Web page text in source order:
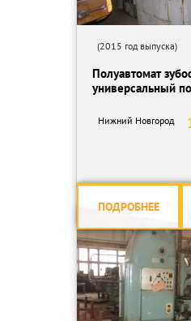
(2015 год выпуска)
Полуавтомат
универсальный
Нижний Новгород
ПОДРОБНЕЕ